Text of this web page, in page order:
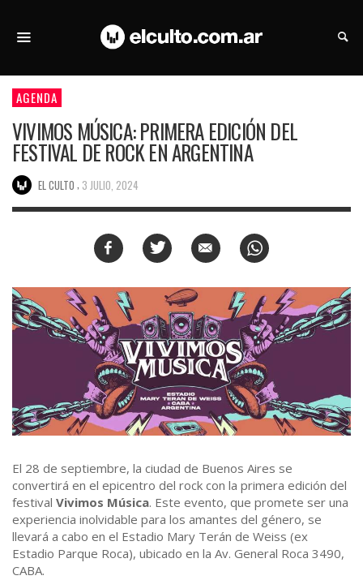
AGENDA
VIVIMOS MÚSICA: PRIMERA EDICIÓN DEL
FESTIVAL DE ROCK EN ARGENTINA
EL CULTO 3 JULIO, 2024
El 28 de septiembre, la ciudad de Buenos Aires se
convertirá en el epicentro del rock con la primera edición del
festival Vivimos Música. Este evento, que promete ser una
experiencia inolvidable para los amantes del género, se
llevará a cabo en el Estadio Mary Terán de Weiss (ex
Estadio Parque Roca), ubicado en la Av. General Roca 3490,
CABA.